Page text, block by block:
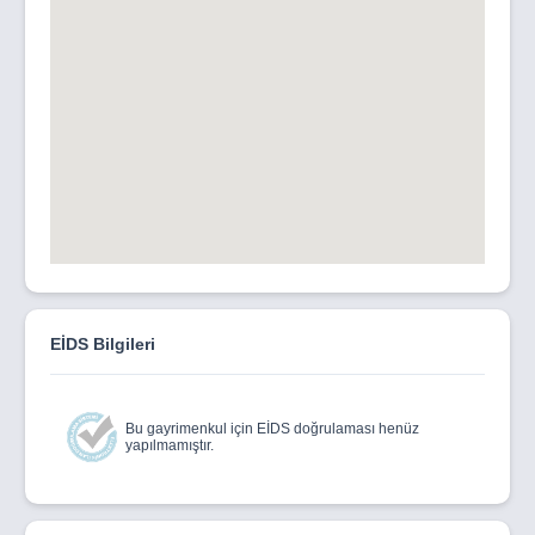
EİDS Bilgileri
Bu gayrimenkul için EİDS doğrulaması henüz
yapılmamıştır.